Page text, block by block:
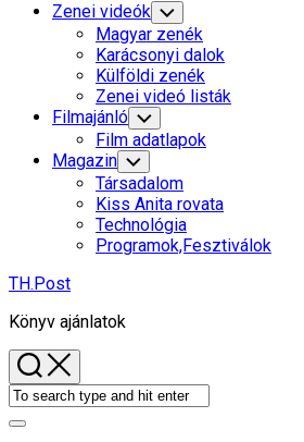
Zenei videók Toggle
Child
Menu
Magyar zenék
Karácsonyi dalok
Külföldi zenék
Zenei videó listák
Filmajánló Toggle
Child
Menu
Film adatlapok
Magazin Toggle
Child
Menu
Társadalom
Kiss Anita rovata
Technológia
Programok,Fesztiválok
TH.Post
Könyv ajánlatok
Expand